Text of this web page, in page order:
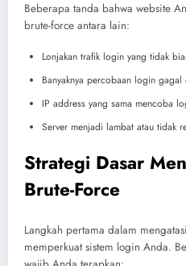
Beberapa tanda bahwa website
brute-force antara lain:
Lonjakan trafik login yang tidak
Banyaknya percobaan login gagal
IP address yang sama mencoba
Server menjadi lambat atau tidak
Strategi Dasar
Brute-Force
Langkah pertama dalam
memperkuat sistem login Anda.